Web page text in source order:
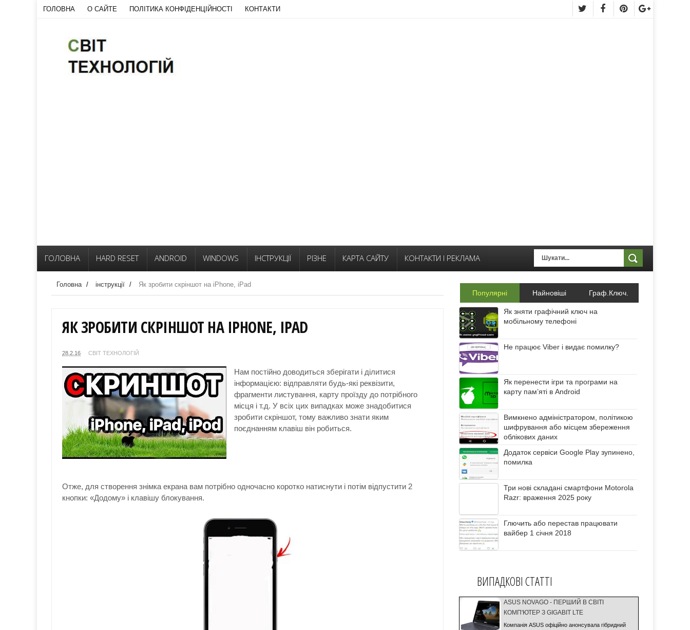
ГОЛОВНА О САЙТЕ ПОЛІТИКА КОНФІДЕНЦІЙНОСТІ КОНТАКТИ
ГОЛОВНА HARD RESET ANDROID WINDOWS ІНСТРУКЦІЇ РІЗНЕ КАРТА САЙТУ КОНТАКТИ І РЕКЛАМА
Головна / інструкції / Як зробити скріншот на iPhone, iPad
ЯК ЗРОБИТИ СКРІНШОТ НА IPHONE, IPAD
28.2.16 СВІТ ТЕХНОЛОГІЙ
Нам постійно доводиться зберігати і ділитися
інформацією: відправляти будь-які реквізити,
фрагменти листування, карту проїзду до потрібного
місця і т.д. У всіх цих випадках може знадобитися
зробити скріншот, тому важливо знати яким
поєднанням клавіш він робиться.
Отже, для створення знімка екрана вам потрібно одночасно коротко натиснути і потім відпустити 2
кнопки: «Додому» і клавішу блокування.
Популярні Найновіші Граф.Ключ.
Як зняти графічний ключ на
мобільному телефоні
Не працює Viber і видає помилку?
Як перенести ігри та програми на
карту пам’яті в Android
Вимкнено адміністратором, політикою
шифрування або місцем збереження
облікових даних
Додаток сервіси Google Play зупинено,
помилка
Три нові складані смартфони Motorola
Razr: враження 2025 року
Глючить або перестав працювати
вайбер 1 січня 2018
ВИПАДКОВІ СТАТТІ
ASUS NOVAGO - ПЕРШИЙ В СВІТІ
КОМП'ЮТЕР З GIGABIT LTE
Компанія ASUS офіційно анонсувала гібридний